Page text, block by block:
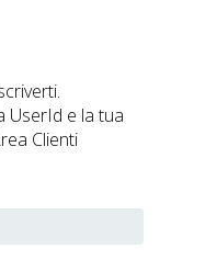
UserId e la tua
Clienti